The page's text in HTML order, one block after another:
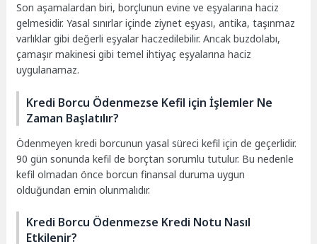
Son aşamalardan biri, borçlunun evine ve eşyalarına haciz
gelmesidir. Yasal sınırlar içinde ziynet eşyası, antika, taşınmaz
varlıklar gibi değerli eşyalar haczedilebilir. Ancak buzdolabı,
çamaşır makinesi gibi temel ihtiyaç eşyalarına haciz
uygulanamaz.
Kredi Borcu Ödenmezse Kefil için İşlemler Ne
Zaman Başlatılır?
Ödenmeyen kredi borcunun yasal süreci kefil için de geçerlidir.
90 gün sonunda kefil de borçtan sorumlu tutulur. Bu nedenle
kefil olmadan önce borcun finansal duruma uygun
olduğundan emin olunmalıdır.
Kredi Borcu Ödenmezse Kredi Notu Nasıl
Etkilenir?